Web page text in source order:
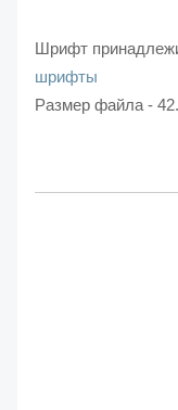
Шрифт
шрифты
Размер файла -